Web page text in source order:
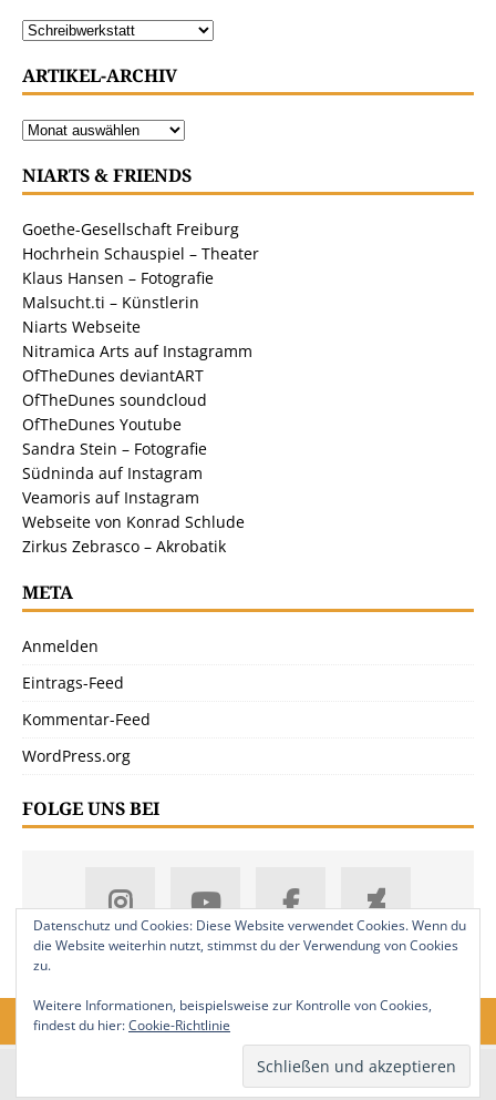
ARTIKEL-ARCHIV
NIARTS & FRIENDS
Goethe-Gesellschaft Freiburg
Hochrhein Schauspiel – Theater
Klaus Hansen – Fotografie
Malsucht.ti – Künstlerin
Niarts Webseite
Nitramica Arts auf Instagramm
OfTheDunes deviantART
OfTheDunes soundcloud
OfTheDunes Youtube
Sandra Stein – Fotografie
Südninda auf Instagram
Veamoris auf Instagram
Webseite von Konrad Schlude
Zirkus Zebrasco – Akrobatik
META
Anmelden
Eintrags-Feed
Kommentar-Feed
WordPress.org
FOLGE UNS BEI
18. Jahrgang. © 2008-2026 Nitramica Arts / Anastratin.de. Alle Rechte
vorbehalten.
Datenschutz und Cookies: Diese Website verwendet Cookies. Wenn du
die Website weiterhin nutzt, stimmst du der Verwendung von Cookies
zu.
Weitere Informationen, beispielsweise zur Kontrolle von Cookies,
findest du hier:Cookie-Richtlinie